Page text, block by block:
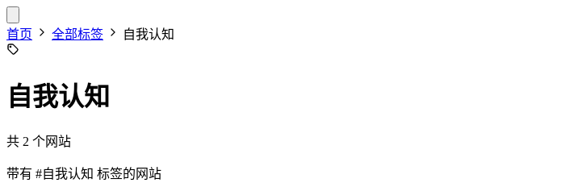
首页 全部标签 自我认知
自我认知
共 2 个网站
带有 #自我认知 标签的网站